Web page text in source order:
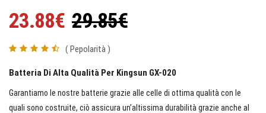
23.88€ 29.85€
( Pepolarità )
Batteria Di Alta Qualità Per Kingsun GX-020
Garantiamo le nostre batterie grazie alle celle di ottima qualità con le
quali sono costruite, ciò assicura un’altissima durabilità grazie anche al